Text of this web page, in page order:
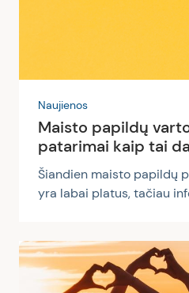
ir akių ašarojimu dėl
alergenų. Taip pat,
Naujienos
Maisto papildų
patarimai kaip tai
Šiandien maisto papildų
yra labai platus, tačiau
apskritai yra naudingi.
papildai yra skirti tam,
organizmą